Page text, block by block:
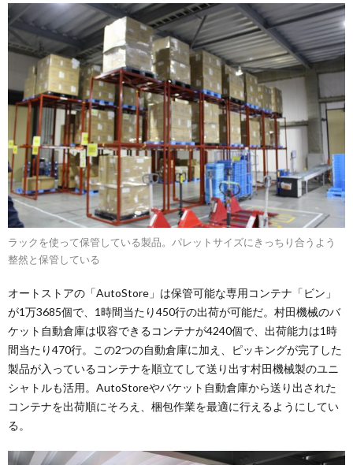
ラックを使って保管している製品。パレットサイズにきっちり合うよう
整然と保管している
オートストアの「AutoStore」は保管可能な専用コンテナ「ビン」
が1万3685個で、1時間当たり450行の出荷が可能だ。村田機械のバ
ケット自動倉庫は収容できるコンテナが4240個で、出荷能力は1時
間当たり470行。この2つの自動倉庫に加え、ピッキングが完了した
製品が入っているコンテナを順立てして送り出す村田機械製のユニ
シャトルも活用。AutoStoreやバケット自動倉庫から送り出された
コンテナを出荷順にそろえ、梱包作業を最適に行えるようにしてい
る。